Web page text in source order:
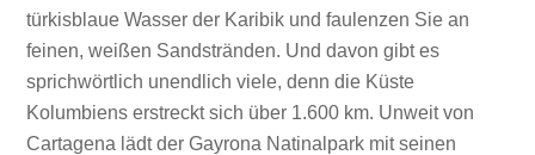
türkisblaue Wasser der Karibik und faulenzen Sie an
feinen, weißen Sandstränden. Und davon gibt es
sprichwörtlich unendlich viele, denn die Küste
Kolumbiens erstreckt sich über 1.600 km. Unweit von
Cartagena lädt der Gayrona Natinalpark mit seinen